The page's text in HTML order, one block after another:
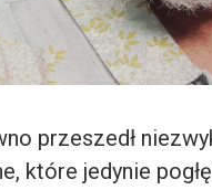
przeszedł
które jedynie